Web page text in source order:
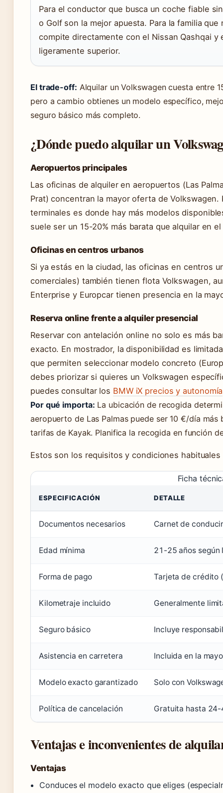
Para el conductor que busca un coche fiable
o Golf son la mejor apuesta. Para la familia
compite directamente con el Nissan Qashqai y
ligeramente superior.
El trade-off: Alquilar un Volkswagen cuesta entre
pero a cambio obtienes un modelo específico,
seguro básico más completo.
¿Dónde puedo alquilar un
Aeropuertos principales
Las oficinas de alquiler en aeropuertos (Las
Prat) concentran la mayor oferta de
terminales es donde hay más modelos
suele ser un 15-20% más barata que alquilar en
Oficinas en centros urbanos
Si ya estás en la ciudad, las oficinas en centros
comerciales) también tienen flota Volkswagen,
Enterprise y Europcar tienen presencia en la
Reserva online frente a alquiler presencial
Reservar con antelación online no solo es más
exacto. En mostrador, la disponibilidad es
que permiten seleccionar modelo concreto
debes priorizar si quieres un Volkswagen
puedes consultar los BMW iX precios y autonomía
Por qué importa: La ubicación de recogida
aeropuerto de Las Palmas puede ser 10 €/día
tarifas de Kayak. Planifica la recogida en función
Estos son los requisitos y condiciones
Ficha
ESPECIFICACIÓN DETALLE
Documentos necesarios Carnet de
Edad mínima 21-25 años según
Forma de pago Tarjeta de crédito
Kilometraje incluido Generalmente
Seguro básico Incluye
Asistencia en carretera Incluida en la
Modelo exacto garantizado Solo con
Política de cancelación Gratuita hasta 24-
Ventajas e inconvenientes de
Ventajas
Conduces el modelo exacto que eliges